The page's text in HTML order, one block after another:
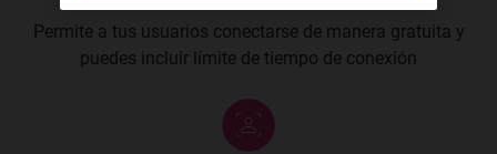
Permite a tus usuarios conectarse de manera gratuita y
puedes incluir límite de tiempo de conexión